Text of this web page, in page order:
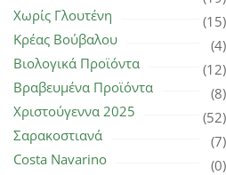
Χωρίς Γλουτένη
(15)
Κρέας Βούβαλου
(4)
Βιολογικά Προϊόντα
(12)
Βραβευμένα Προϊόντα
(8)
Χριστούγεννα 2025
(52)
Σαρακοστιανά
(7)
Costa Navarino
(0)